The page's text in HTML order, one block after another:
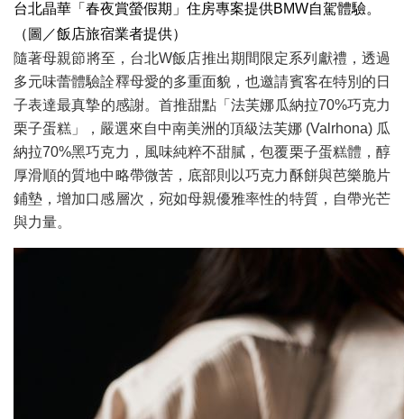
台北晶華「春夜賞螢假期」住房專案提供BMW自駕體驗。
（圖／飯店旅宿業者提供）
隨著母親節將至，台北W飯店推出期間限定系列獻禮，透過
多元味蕾體驗詮釋母愛的多重面貌，也邀請賓客在特別的日
子表達最真摯的感謝。首推甜點「法芙娜瓜納拉70%巧克力
栗子蛋糕」，嚴選來自中南美洲的頂級法芙娜 (Valrhona) 瓜
納拉70%黑巧克力，風味純粹不甜膩，包覆栗子蛋糕體，醇
厚滑順的質地中略帶微苦，底部則以巧克力酥餅與芭樂脆片
鋪墊，增加口感層次，宛如母親優雅率性的特質，自帶光芒
與力量。